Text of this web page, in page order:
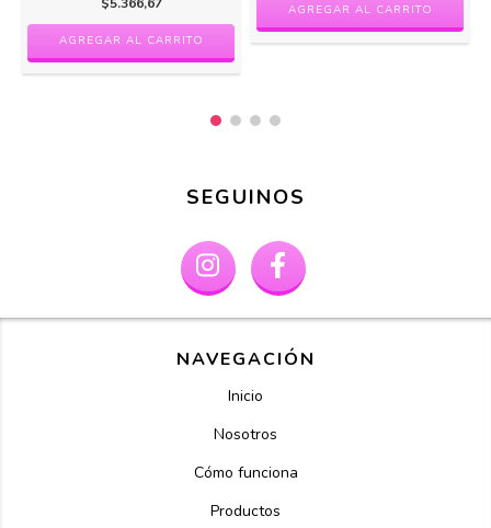
SEGUINOS
NAVEGACIÓN
Inicio
Nosotros
Cómo funciona
Productos